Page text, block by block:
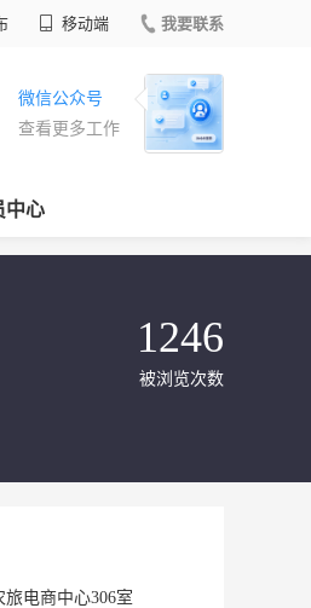
移动端 我要联系
微信公众号
查看更多工作
中心
1246
被浏览次数
电商中心306室